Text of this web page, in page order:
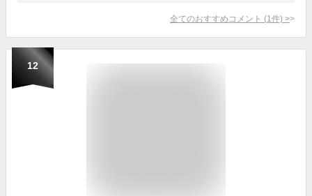
全てのおすすめコメント (1 件) >
12